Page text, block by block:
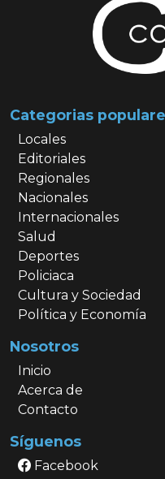
Categorias
Locales
Editoriales
Regionales
Nacionales
Internacionales
Salud
Deportes
Policiaca
Cultura y Sociedad
Política y Economía
Nosotros
Inicio
Acerca de
Contacto
Síguenos
Facebook